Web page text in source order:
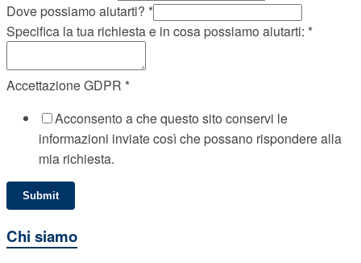
Dove possiamo aiutarti? *
Specifica la tua richiesta e in cosa possiamo aiutarti: *
Email
Accettazione GDPR *
Acconsento a che questo sito conservi le
informazioni inviate così che possano rispondere alla
mia richiesta.
Submit
Chi siamo